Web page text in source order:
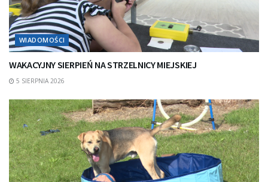
WIADOMOŚCI
WAKACYJNY SIERPIEŃ NA STRZELNICY MIEJSKIEJ
5 SIERPNIA 2026